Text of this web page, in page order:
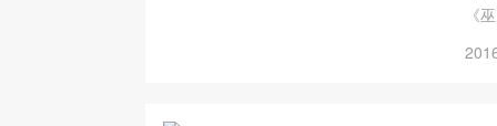
《